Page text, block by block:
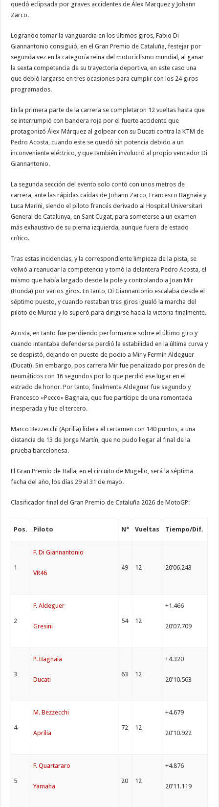
quedó eclipsada por graves accidentes de Álex Marquez y Johann
Zarco.
Logrando tomar la vanguardia en los últimos giros, Fabio Di
Giannantonio consiguió, en el Gran Premio de Cataluña, festejar por
segunda vez en la categoría reina del motociclismo mundial, al ganar
la sexta competencia de su trayectoria deportiva, en este caso una
que debió largarse en tres ocasiones para cumplir con los 24 giros
programados.
En la primera parte de la carrera se completaron 12 vueltas hasta que
se interrumpió con bandera roja por el fuerte accidente que
protagonizó Álex Márquez al golpear con su Ducati contra la KTM de
Pedro Acosta, cuando este se quedó sin potencia debido a un
inconveniente eléctrico, y que también involucró al propio vencedor Di
Giannantonio.
La segunda sección del evento solo contó con unos metros de
carrera, ante las rápidas caídas de Johann Zarco, Francesco Bagnaia y
Luca Marini, siendo el piloto francés derivado al Hospital Universitari
General de Catalunya, en Sant Cugat, para someterse a un examen
más exhaustivo de su pierna izquierda, aunque fuera de estado
crítico.
Tras estas incidencias, y la correspondiente limpieza de la pista, se
volvió a reanudar la competencia y tomó la delantera Pedro Acosta, el
mismo que había largado desde la pole y controlando a Joan Mir
(Honda) por varios giros. En tanto, Di Giannantonio escalaba desde el
séptimo puesto, y cuando restaban tres giros igualó la marcha del
piloto de Murcia y lo superó para dirigirse hacia la victoria finalmente.
Acosta, en tanto fue perdiendo performance sobre el último giro y
cuando intentaba defenderse perdió la estabilidad en la última curva y
se despistó, dejando en puesto de podio a Mir y Fermín Aldeguer
(Ducati). Sin embargo, pos carrera Mir fue penalizado por presión de
neumáticos con 16 segundos por lo que perdió ese lugar en el
estrado de honor. Por tanto, finalmente Aldeguer fue segundo y
Francesco «Pecco» Bagnaia, que fue partícipe de una remontada
inesperada y fue el tercero.
Marco Bezzecchi (Aprilia) lidera el certamen con 140 puntos, a una
distancia de 13 de Jorge Martín, que no pudo llegar al final de la
prueba barcelonesa.
El Gran Premio de Italia, en el circuito de Mugello, será la séptima
fecha del año, los días 29 al 31 de mayo.
Clasificador final del Gran Premio de Cataluña 2026 de MotoGP:
Pos. Piloto N° Vueltas Tiempo/Dif.
1
F. Di Giannantonio
VR46
49 12 20’06.243
2
F. Aldeguer
Gresini
54 12
+1.466
20’07.709
3
P. Bagnaia
Ducati
63 12
+4.320
20’10.563
4
M. Bezzecchi
Aprilia
72 12
+4.679
20’10.922
5
F. Quartararo
Yamaha
20 12
+4.876
20’11.119